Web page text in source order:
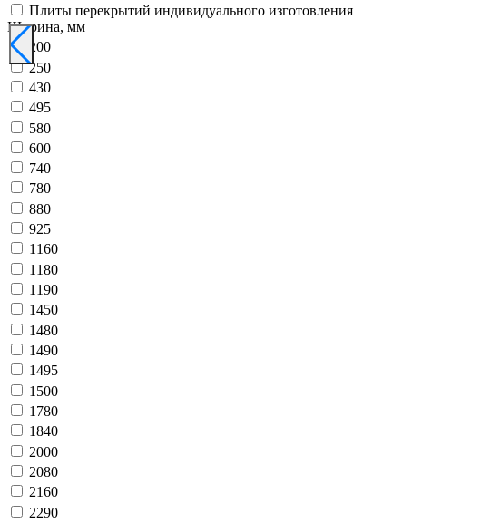
Плиты перекрытий индивидуального изготовления
Ширина, мм
200
250
430
495
580
600
740
780
880
925
1160
1180
1190
1450
1480
1490
1495
1500
1780
1840
2000
2080
2160
2290